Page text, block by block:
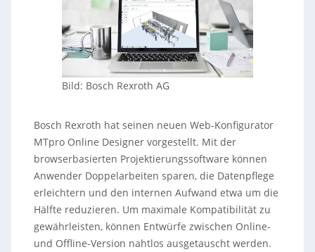
Bild: Bosch Rexroth AG
Bosch Rexroth hat seinen neuen Web-Konfigurator
MTpro Online Designer vorgestellt. Mit der
browserbasierten Projektierungssoftware können
Anwender Doppelarbeiten sparen, die Datenpflege
erleichtern und den internen Aufwand etwa um die
Hälfte reduzieren. Um maximale Kompatibilität zu
gewährleisten, können Entwürfe zwischen Online-
und Offline-Version nahtlos ausgetauscht werden.